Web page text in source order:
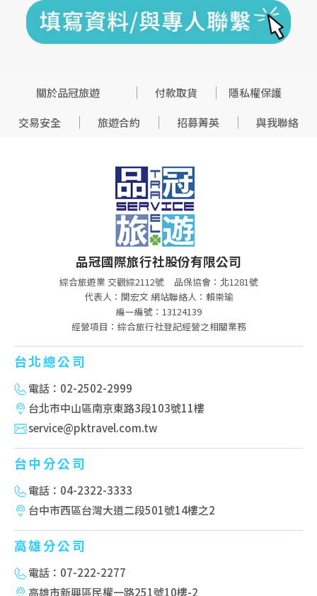
關於品冠旅遊 付款取貨
隱私權保護
交易安全
旅遊合約 招募菁英 與我聯絡
品冠國際旅行社股份有限公司
綜合旅遊業 交觀綜2112號
品保協會：北1281號
代表人：関宏文 網站聯絡人：賴崇瑜
編一編號：13124139
經營項目：綜合旅行社登記經營之相關業務
台北總公司
電話：02-2502-2999
台北市中山區南京東路3段103號11樓
service@pktravel.com.tw
台中分公司
電話：04-2322-3333
台中市西區台灣大道二段501號14樓之2
高雄分公司
電話：07-222-2277
高雄市新興區民權一路251號10樓-2